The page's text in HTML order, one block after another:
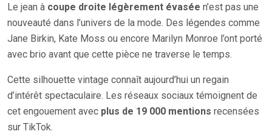
Le jean à coupe droite légèrement évasée n’est pas une
nouveauté dans l’univers de la mode. Des légendes comme
Jane Birkin, Kate Moss ou encore Marilyn Monroe l’ont porté
avec brio avant que cette pièce ne traverse le temps.
Cette silhouette vintage connaît aujourd’hui un regain
d’intérêt spectaculaire. Les réseaux sociaux témoignent de
cet engouement avec plus de 19 000 mentions recensées
sur TikTok.